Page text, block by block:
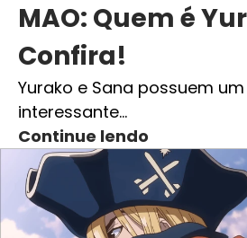
MAO: Quem é
Confira!
Yurako e Sana possuem
interessante…
Continue lendo